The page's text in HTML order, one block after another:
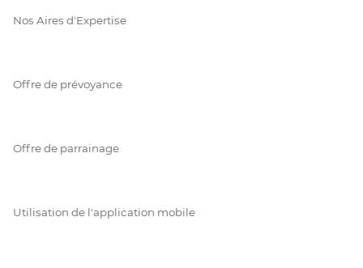
Nos Aires d'Expertise
Offre de prévoyance
Offre de parrainage
Utilisation de l'application mobile